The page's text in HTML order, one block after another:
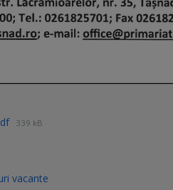
339 kB
vacante